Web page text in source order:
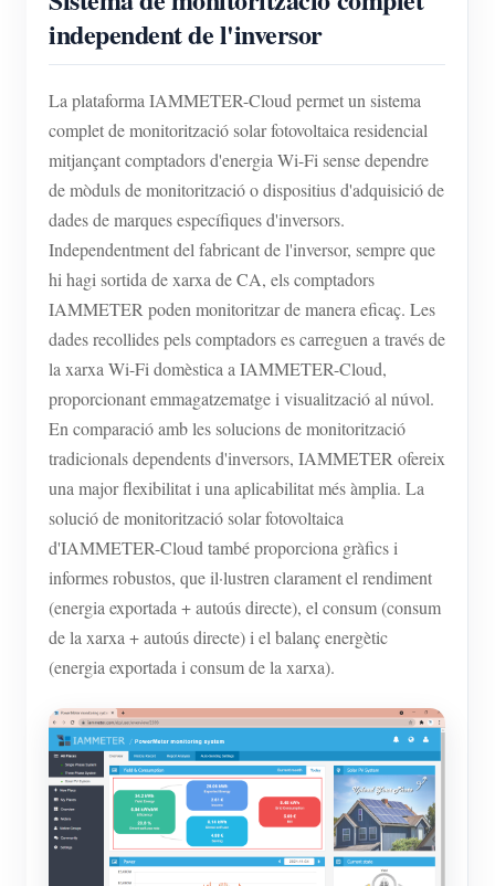
independent de l'inversor
La plataforma IAMMETER-Cloud permet un sistema
complet de monitorització solar fotovoltaica residencial
mitjançant comptadors d'energia Wi-Fi sense dependre
de mòduls de monitorització o dispositius d'adquisició de
dades de marques específiques d'inversors.
Independentment del fabricant de l'inversor, sempre que
hi hagi sortida de xarxa de CA, els comptadors
IAMMETER poden monitoritzar de manera eficaç. Les
dades recollides pels comptadors es carreguen a través de
la xarxa Wi-Fi domèstica a IAMMETER-Cloud,
proporcionant emmagatzematge i visualització al núvol.
En comparació amb les solucions de monitorització
tradicionals dependents d'inversors, IAMMETER ofereix
una major flexibilitat i una aplicabilitat més àmplia. La
solució de monitorització solar fotovoltaica
d'IAMMETER-Cloud també proporciona gràfics i
informes robustos, que il·lustren clarament el rendiment
(energia exportada + autoús directe), el consum (consum
de la xarxa + autoús directe) i el balanç energètic
(energia exportada i consum de la xarxa).